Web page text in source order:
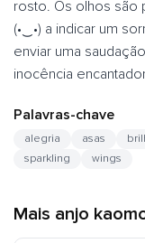
rosto. Os olhos são
(•‿•) a indicar um
enviar uma
inocência
Palavras-chave
alegria asas
sparkling
wings
Mais anjo